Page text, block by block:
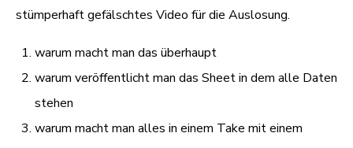
stümperhaft gefälschtes Video für die Auslosung.
warum macht man das überhaupt
warum veröffentlicht man das Sheet in dem alle Daten
stehen
warum macht man alles in einem Take mit einem